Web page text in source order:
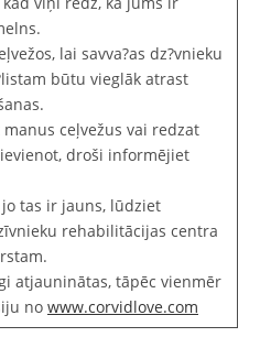
lai savva?as dz?vnieku
būtu vieglāk atrast
ceļvežus vai redzat
droši informējiet
tas ir jauns, lūdziet
rehabilitācijas centra
atjauninātas, tāpēc vienmēr
no www.corvidlove.com